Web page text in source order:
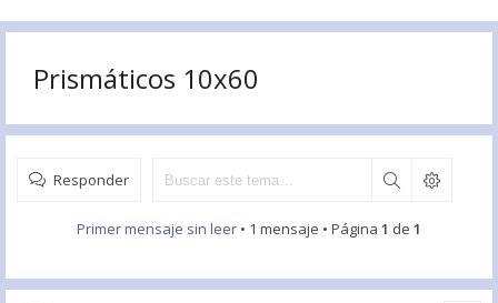
Prismáticos 10x60
Responder
Primer mensaje sin leer • 1 mensaje • Página 1 de 1